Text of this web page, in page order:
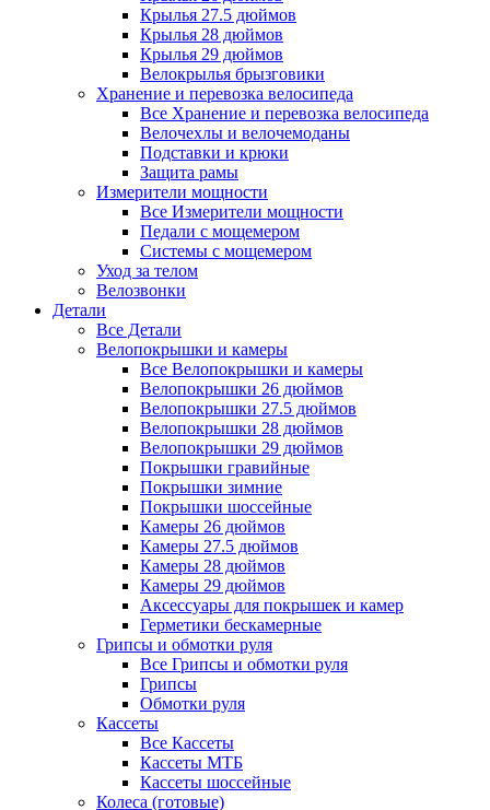
Крылья 27.5 дюймов
Крылья 28 дюймов
Крылья 29 дюймов
Велокрылья брызговики
Хранение и перевозка велосипеда
Все Хранение и перевозка велосипеда
Велочехлы и велочемоданы
Подставки и крюки
Защита рамы
Измерители мощности
Все Измерители мощности
Педали с мощемером
Системы с мощемером
Уход за телом
Велозвонки
Детали
Все Детали
Велопокрышки и камеры
Все Велопокрышки и камеры
Велопокрышки 26 дюймов
Велопокрышки 27.5 дюймов
Велопокрышки 28 дюймов
Велопокрышки 29 дюймов
Покрышки гравийные
Покрышки зимние
Покрышки шоссейные
Камеры 26 дюймов
Камеры 27.5 дюймов
Камеры 28 дюймов
Камеры 29 дюймов
Аксессуары для покрышек и камер
Герметики бескамерные
Грипсы и обмотки руля
Все Грипсы и обмотки руля
Грипсы
Обмотки руля
Кассеты
Все Кассеты
Кассеты МТБ
Кассеты шоссейные
Колеса (готовые)